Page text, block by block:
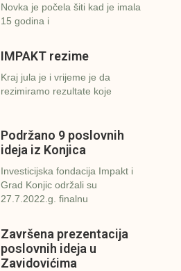
Novka je počela šiti kad je imala
15 godina i
IMPAKT rezime
Kraj jula je i vrijeme je da
rezimiramo rezultate koje
Podržano 9 poslovnih
ideja iz Konjica
Investicijska fondacija Impakt i
Grad Konjic održali su
27.7.2022.g. finalnu
Završena prezentacija
poslovnih ideja u
Zavidovićima